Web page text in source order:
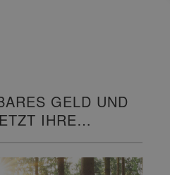
GELD UND
IHRE